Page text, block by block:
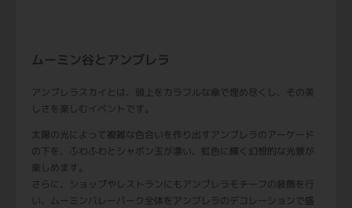
ムーミン谷とアンブレラ
アンブレラスカイとは、頭上をカラフルな傘で埋め尽くし、その美
しさを楽しむイベントです。
太陽の光によって複雑な色合いを作り出すアンブレラのアーケード
の下を、ふわふわとシャボン玉が漂い、虹色に輝く幻想的な光景が
楽しめます。
さらに、ショップやレストランにもアンブレラモチーフの装飾を行
い、ムーミンバレーパーク全体をアンブレラのデコレーションで盛